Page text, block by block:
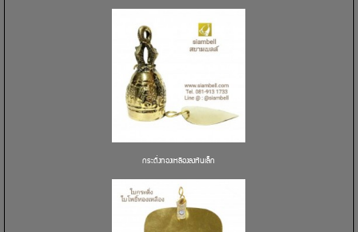
กระดิ่งทองเหลืองลงหินเล็ก